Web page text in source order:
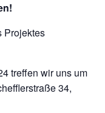
Projektes
treffen wir uns um
34,